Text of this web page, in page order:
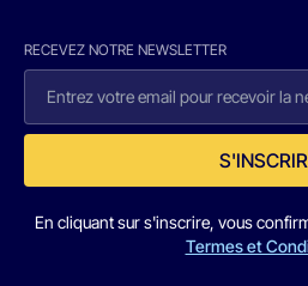
RECEVEZ NOTRE NEWSLETTER
En cliquant sur s'inscrire, vous
Termes et